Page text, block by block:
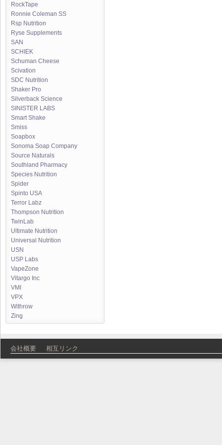
RockTape
Ronnie Coleman SS
Rsp Nutrition
Ryse Supplements
SAN
SCHIEK
Schuman Cheese
Scivation
SDC Nutrition
Shaker Pro
Silverback Science
SINISTER LABS
Smart Shake
Smiss
Soapbox
Sonoma Soap Company
Source Naturals
Southland Pharmacy
Species Nutrition
Spider
Spinto USA
Terror Labz
Thompson Nutrition
TwinLab
Ultimate Nutrition
Universal Nutrition
USN
USP Labs
VapeZone
Vitargo Inc
VMI
VPX
Withrow
Zing
会社概要 相互リンク